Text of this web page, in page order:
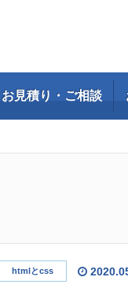
お見積り・ご相談
htmlとcss